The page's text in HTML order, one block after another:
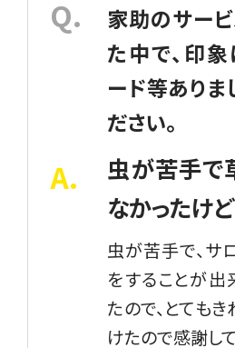
家助のサー
た中で、印
ード等ありま
ださい。
虫が苦手で
なかったけど
虫が苦手で、サ
をすることが出
たので、とても
けたので感謝して